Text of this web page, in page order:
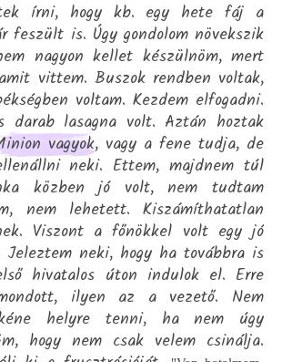
írni, hogy kb. egy hete fáj a
feszült is. Úgy gondolom növekszik
nagyon kellet készülnöm, mert
vittem. Buszok rendben voltak,
voltam. Kezdem elfogadni.
darab lasagna volt. Aztán hoztak
vagyok, vagy a fene tudja, de
neki. Ettem, majdnem túl
közben jó volt, nem tudtam
nem lehetett. Kiszámíthatatlan
Viszont a főnökkel volt egy jó
Jeleztem neki, hogy ha továbbra is
hivatalos úton indulok el. Erre
ilyen az a vezető. Nem
helyre tenni, ha nem úgy
hogy nem csak velem csinálja.